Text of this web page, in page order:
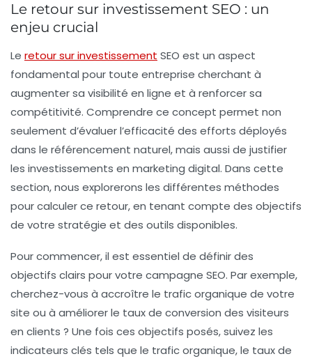
Le retour sur investissement SEO : un
enjeu crucial
Le retour sur investissement SEO est un aspect
fondamental pour toute entreprise cherchant à
augmenter sa visibilité en ligne et à renforcer sa
compétitivité. Comprendre ce concept permet non
seulement d’évaluer l’efficacité des efforts déployés
dans le référencement naturel, mais aussi de justifier
les investissements en marketing digital. Dans cette
section, nous explorerons les différentes méthodes
pour calculer ce retour, en tenant compte des objectifs
de votre stratégie et des outils disponibles.
Pour commencer, il est essentiel de définir des
objectifs clairs pour votre campagne SEO. Par exemple,
cherchez-vous à accroître le trafic organique de votre
site ou à améliorer le taux de conversion des visiteurs
en clients ? Une fois ces objectifs posés, suivez les
indicateurs clés tels que le trafic organique, le taux de